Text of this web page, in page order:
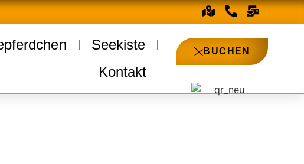
Seekiste
Kontakt
BUCHEN